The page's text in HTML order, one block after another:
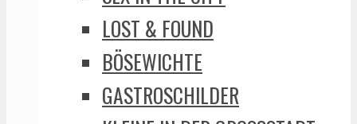
LOST & FOUND
BÖSEWICHTE
GASTROSCHILDER